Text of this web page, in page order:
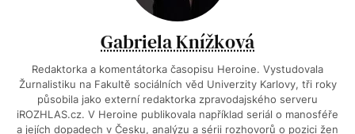
Gabriela Knížková
Redaktorka a komentátorka časopisu Heroine. Vystudovala
Žurnalistiku na Fakultě sociálních věd Univerzity Karlovy, tři roky
působila jako externí redaktorka zpravodajského serveru
iROZHLAS.cz. V Heroine publikovala například seriál o manosféře
a jejích dopadech v Česku, analýzu a sérii rozhovorů o pozici žen